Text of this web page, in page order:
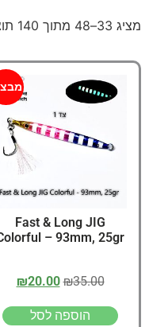
מציג 33–48 מתוך 140 תוצאות
Fast & Long JIG
– 93mm, 25gr
₪35.00
₪20.00
הוספה לסל